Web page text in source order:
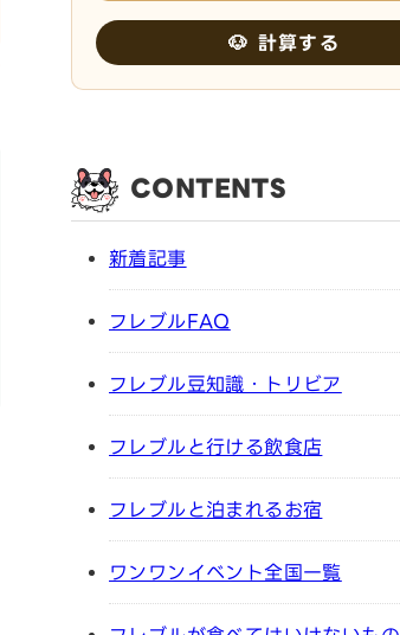
🐶 計算する
CONTENTS
新着記事
フレブルFAQ
フレブル豆知識・トリビア
フレブルと行ける飲食店
フレブルと泊まれるお宿
ワンワンイベント全国一覧